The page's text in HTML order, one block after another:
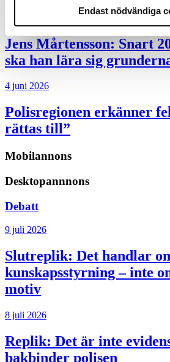
Endast nödvändiga
Jens Mårtensson: Snart
ska han lära sig
4 juni 2026
Polisregionen erkänner
rättas till”
Mobilannons
Desktopannnons
Debatt
9 juli 2026
Slutreplik: Det handlar
kunskapsstyrning – inte
motiv
8 juli 2026
Replik: Det är inte
bakbinder polisen